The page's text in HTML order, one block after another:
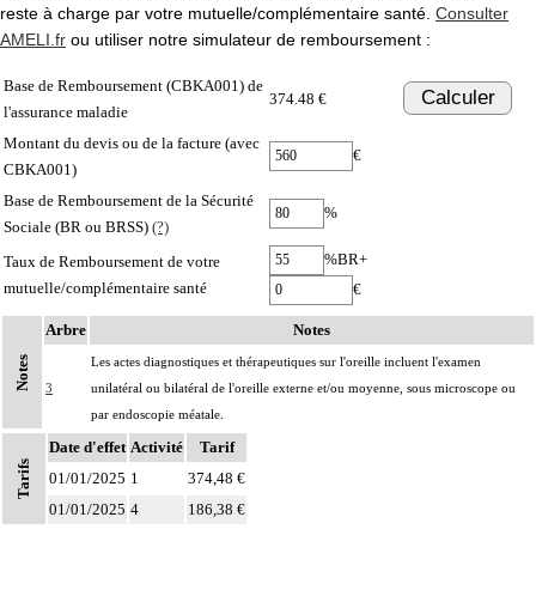
reste à charge par votre mutuelle/complémentaire santé. Consulter
AMELI.fr ou utiliser notre simulateur de remboursement :
Base de Remboursement (CBKA001) de
l'assurance maladie
374.48 € Calculer
Montant du devis ou de la facture (avec
CBKA001)
€
Base de Remboursement de la Sécurité
Sociale (BR ou BRSS) (?)
%
Taux de Remboursement de votre
mutuelle/complémentaire santé
%BR+
€
Notes
Arbre Notes
3
Les actes diagnostiques et thérapeutiques sur l'oreille incluent l'examen
unilatéral ou bilatéral de l'oreille externe et/ou moyenne, sous microscope ou
par endoscopie méatale.
Tarifs
Date d'effet Activité
Tarif
01/01/2025 1
374,48 €
01/01/2025 4 186,38 €